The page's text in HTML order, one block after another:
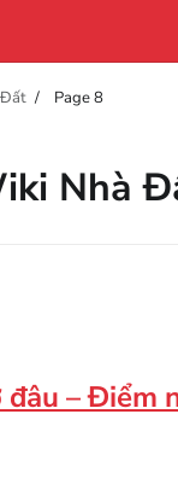
Page 8
Nhà
đâu –